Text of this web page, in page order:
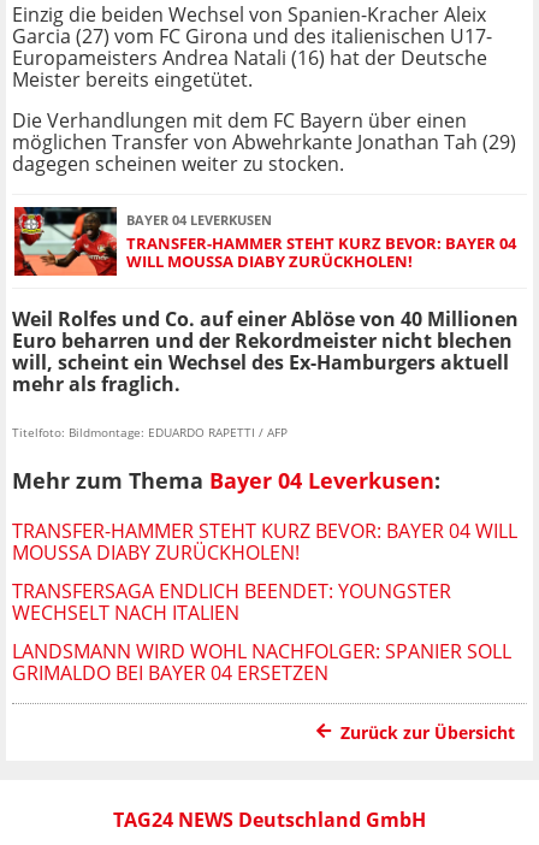
Einzig die beiden Wechsel von Spanien-Kracher Aleix
Garcia (27) vom FC Girona und des italienischen U17-
Europameisters Andrea Natali (16) hat der Deutsche
Meister bereits eingetütet.
Die Verhandlungen mit dem FC Bayern über einen
möglichen Transfer von Abwehrkante Jonathan Tah (29)
dagegen scheinen weiter zu stocken.
BAYER 04 LEVERKUSEN
TRANSFER-HAMMER STEHT KURZ BEVOR: BAYER 04
WILL MOUSSA DIABY ZURÜCKHOLEN!
Weil Rolfes und Co. auf einer Ablöse von 40 Millionen
Euro beharren und der Rekordmeister nicht blechen
will, scheint ein Wechsel des Ex-Hamburgers aktuell
mehr als fraglich.
Titelfoto: Bildmontage: EDUARDO RAPETTI / AFP
Mehr zum Thema Bayer 04 Leverkusen:
TRANSFER-HAMMER STEHT KURZ BEVOR: BAYER 04 WILL
MOUSSA DIABY ZURÜCKHOLEN!
TRANSFERSAGA ENDLICH BEENDET: YOUNGSTER
WECHSELT NACH ITALIEN
LANDSMANN WIRD WOHL NACHFOLGER: SPANIER SOLL
GRIMALDO BEI BAYER 04 ERSETZEN
Zurück zur Übersicht
TAG24 NEWS Deutschland GmbH